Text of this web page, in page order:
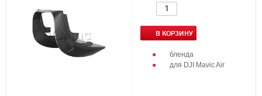
В КОРЗИНУ
бленда
для DJI Mavic Air